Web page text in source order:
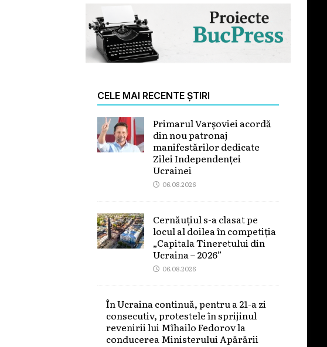
CELE MAI RECENTE ȘTIRI
Primarul Varșoviei acordă
din nou patronaj
manifestărilor dedicate
Zilei Independenței
Ucrainei
06.08.2026
Cernăuțiul s-a clasat pe
locul al doilea în competiția
„Capitala Tineretului din
Ucraina – 2026”
06.08.2026
În Ucraina continuă, pentru a 21-a zi
consecutiv, protestele în sprijinul
revenirii lui Mîhailo Fedorov la
conducerea Ministerului Apărării